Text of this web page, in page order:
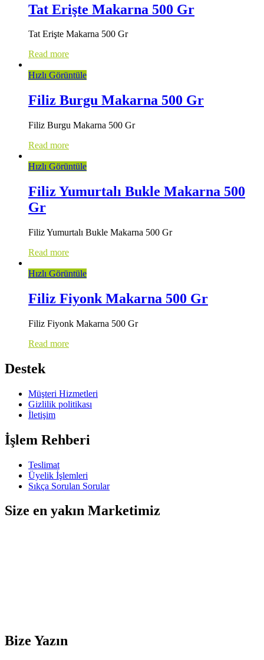
Tat Erişte Makarna 500 Gr
Tat Erişte Makarna 500 Gr
Read more
Hızlı Görüntüle
Filiz Burgu Makarna 500 Gr
Filiz Burgu Makarna 500 Gr
Read more
Hızlı Görüntüle
Filiz Yumurtalı Bukle Makarna 500
Gr
Filiz Yumurtalı Bukle Makarna 500 Gr
Read more
Hızlı Görüntüle
Filiz Fiyonk Makarna 500 Gr
Filiz Fiyonk Makarna 500 Gr
Read more
Destek
Müşteri Hizmetleri
Gizlilik politikası
İletişim
İşlem Rehberi
Teslimat
Üyelik İşlemleri
Sıkça Sorulan Sorular
Size en yakın Marketimiz
Bize Yazın